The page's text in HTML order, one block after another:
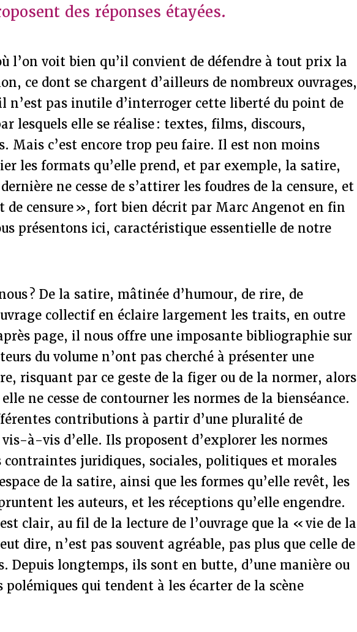
des réponses étayées.
l’on voit bien qu’il convient de défendre à tout prix la
ce dont se chargent d’ailleurs de nombreux ouvrages,
n’est pas inutile d’interroger cette liberté du point de
lesquels elle se réalise : textes, films, discours,
Mais c’est encore trop peu faire. Il est non moins
les formats qu’elle prend, et par exemple, la satire,
ne cesse de s’attirer les foudres de la censure, et
de censure », fort bien décrit par Marc Angenot en fin
présentons ici, caractéristique essentielle de notre
? De la satire, mâtinée d’humour, de rire, de
collectif en éclaire largement les traits, en outre
page, il nous offre une imposante bibliographie sur
du volume n’ont pas cherché à présenter une
risquant par ce geste de la figer ou de la normer, alors
ne cesse de contourner les normes de la bienséance.
contributions à partir d’une pluralité de
à-vis d’elle. Ils proposent d’explorer les normes
contraintes juridiques, sociales, politiques et morales
de la satire, ainsi que les formes qu’elle revêt, les
les auteurs, et les réceptions qu’elle engendre.
clair, au fil de la lecture de l’ouvrage que la « vie de la
dire, n’est pas souvent agréable, pas plus que celle de
Depuis longtemps, ils sont en butte, d’une manière ou
polémiques qui tendent à les écarter de la scène